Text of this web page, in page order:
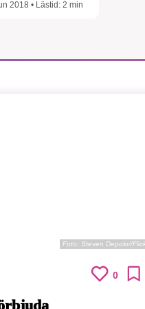
2018 • Lästid: 2 min
Foto: Steven Depolo//
0